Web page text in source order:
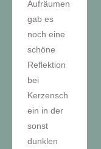
Aufräumen
gab es
noch eine
schöne
Reflektion
bei
Kerzensch
ein in der
sonst
dunklen